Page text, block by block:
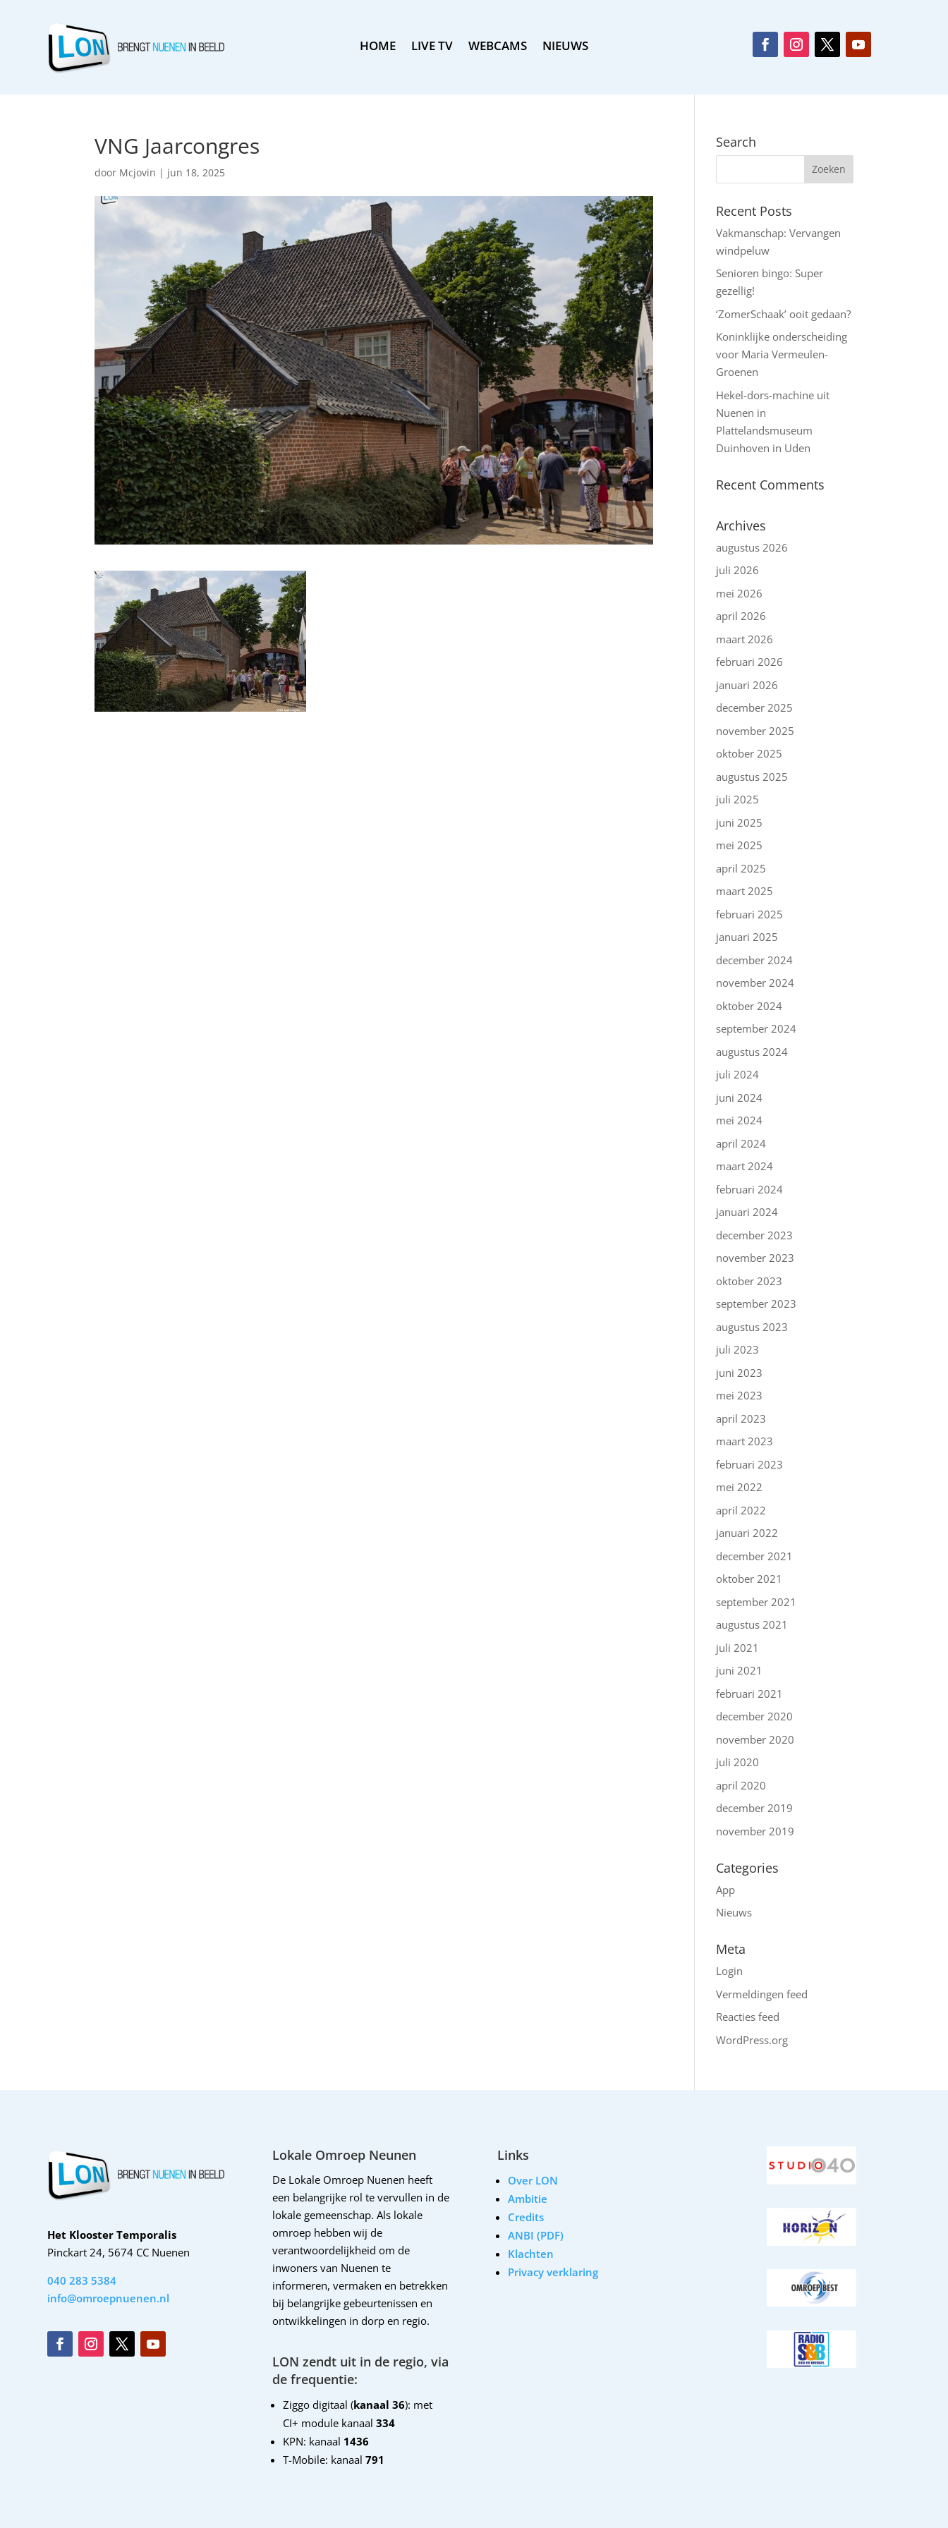
HOME LIVE TV WEBCAMS NIEUWS
VNG Jaarcongres
door Mcjovin | jun 18, 2025
Search
Recent Posts
Vakmanschap: Vervangen
windpeluw
Senioren bingo: Super
gezellig!
‘ZomerSchaak’ ooit gedaan?
Koninklijke onderscheiding
voor Maria Vermeulen-
Groenen
Hekel-dors-machine uit
Nuenen in
Plattelandsmuseum
Duinhoven in Uden
Recent Comments
Archives
augustus 2026
juli 2026
mei 2026
april 2026
maart 2026
februari 2026
januari 2026
december 2025
november 2025
oktober 2025
augustus 2025
juli 2025
juni 2025
mei 2025
april 2025
maart 2025
februari 2025
januari 2025
december 2024
november 2024
oktober 2024
september 2024
augustus 2024
juli 2024
juni 2024
mei 2024
april 2024
maart 2024
februari 2024
januari 2024
december 2023
november 2023
oktober 2023
september 2023
augustus 2023
juli 2023
juni 2023
mei 2023
april 2023
maart 2023
februari 2023
mei 2022
april 2022
januari 2022
december 2021
oktober 2021
september 2021
augustus 2021
juli 2021
juni 2021
februari 2021
december 2020
november 2020
juli 2020
april 2020
december 2019
november 2019
Categories
App
Nieuws
Meta
Login
Vermeldingen feed
Reacties feed
WordPress.org
Het Klooster Temporalis
Pinckart 24, 5674 CC Nuenen
040 283 5384
info@omroepnuenen.nl
Lokale Omroep Neunen
De Lokale Omroep Nuenen heeft
een belangrijke rol te vervullen in de
lokale gemeenschap. Als lokale
omroep hebben wij de
verantwoordelijkheid om de
inwoners van Nuenen te
informeren, vermaken en betrekken
bij belangrijke gebeurtenissen en
ontwikkelingen in dorp en regio.
LON zendt uit in de regio, via
de frequentie:
Ziggo digitaal (kanaal 36): met
CI+ module kanaal 334
KPN: kanaal 1436
T-Mobile: kanaal791
Links
Over LON
Ambitie
Credits
ANBI (PDF)
Klachten
Privacy verklaring